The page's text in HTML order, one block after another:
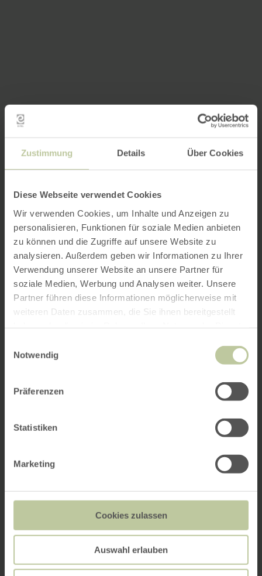
Zustimmung Details Über Cookies
Diese Webseite verwendet Cookies
Wir verwenden Cookies, um Inhalte und Anzeigen zu
personalisieren, Funktionen für soziale Medien anbieten
zu können und die Zugriffe auf unsere Website zu
analysieren. Außerdem geben wir Informationen zu Ihrer
Verwendung unserer Website an unsere Partner für
soziale Medien, Werbung und Analysen weiter. Unsere
Partner führen diese Informationen möglicherweise mit
weiteren Daten zusammen, die Sie ihnen bereitgestellt
Notwendig
Präferenzen
Statistiken
Marketing
Cookies zulassen
Auswahl erlauben